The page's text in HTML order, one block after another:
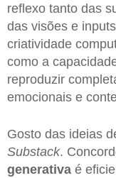
reflexo tanto das
das visões e
criatividade
como a
reproduzir
emocionais e
Gosto das ideias
Substack.
generativa é